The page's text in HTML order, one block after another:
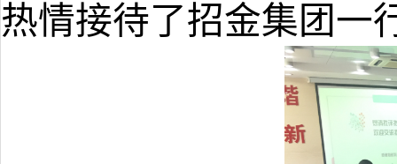
热情接待了招金集团一